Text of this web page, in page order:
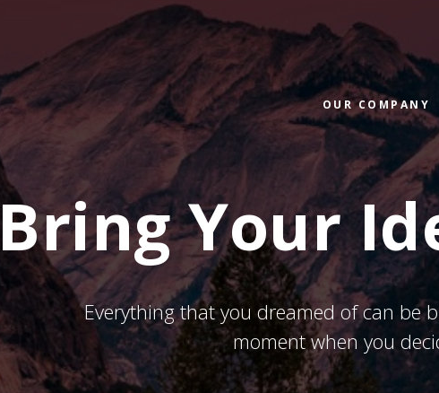
OUR COMPANY
Bring Your
Everything that you dreamed of can be
moment when you